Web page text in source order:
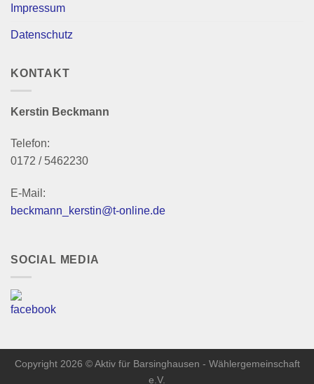
Impressum
Datenschutz
KONTAKT
Kerstin Beckmann
Telefon:
0172 / 5462230
E-Mail:
beckmann_kerstin@t-online.de
SOCIAL MEDIA
Copyright 2026 © Aktiv für Barsinghausen - Wählergemeinschaft
e.V.